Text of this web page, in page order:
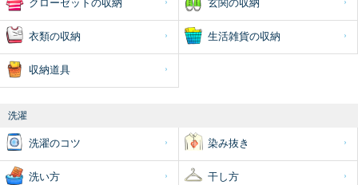
クローゼットの収納 玄関の収納
衣類の収納 生活雑貨の収納
収納道具
洗濯
洗濯のコツ 染み抜き
洗い方 干し方